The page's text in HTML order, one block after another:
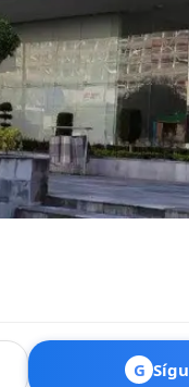
G